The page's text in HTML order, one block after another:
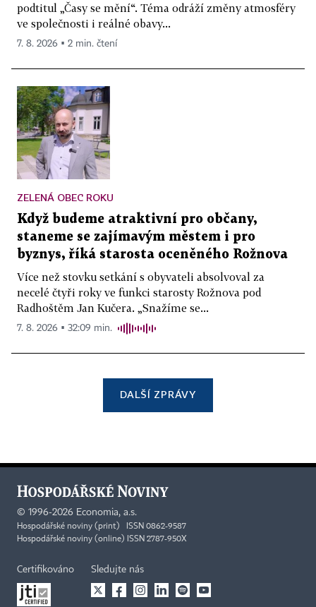
podtitul „Časy se mění“. Téma odráží změny atmosféry
ve společnosti i reálné obavy...
7. 8. 2026 ▪ 2 min. čtení
ZELENÁ OBEC ROKU
Když budeme atraktivní pro občany,
staneme se zajímavým městem i pro
byznys, říká starosta oceněného Rožnova
Více než stovku setkání s obyvateli absolvoval za
necelé čtyři roky ve funkci starosty Rožnova pod
Radhoštěm Jan Kučera. „Snažíme se...
7. 8. 2026 ▪ 32:09 min.
DALŠÍ ZPRÁVY
© 1996-2026 Economia, a.s.
Hospodářské noviny (print) ISSN 0862-9587
Hospodářské noviny (online) ISSN 2787-950X
Certifikováno Sledujte nás